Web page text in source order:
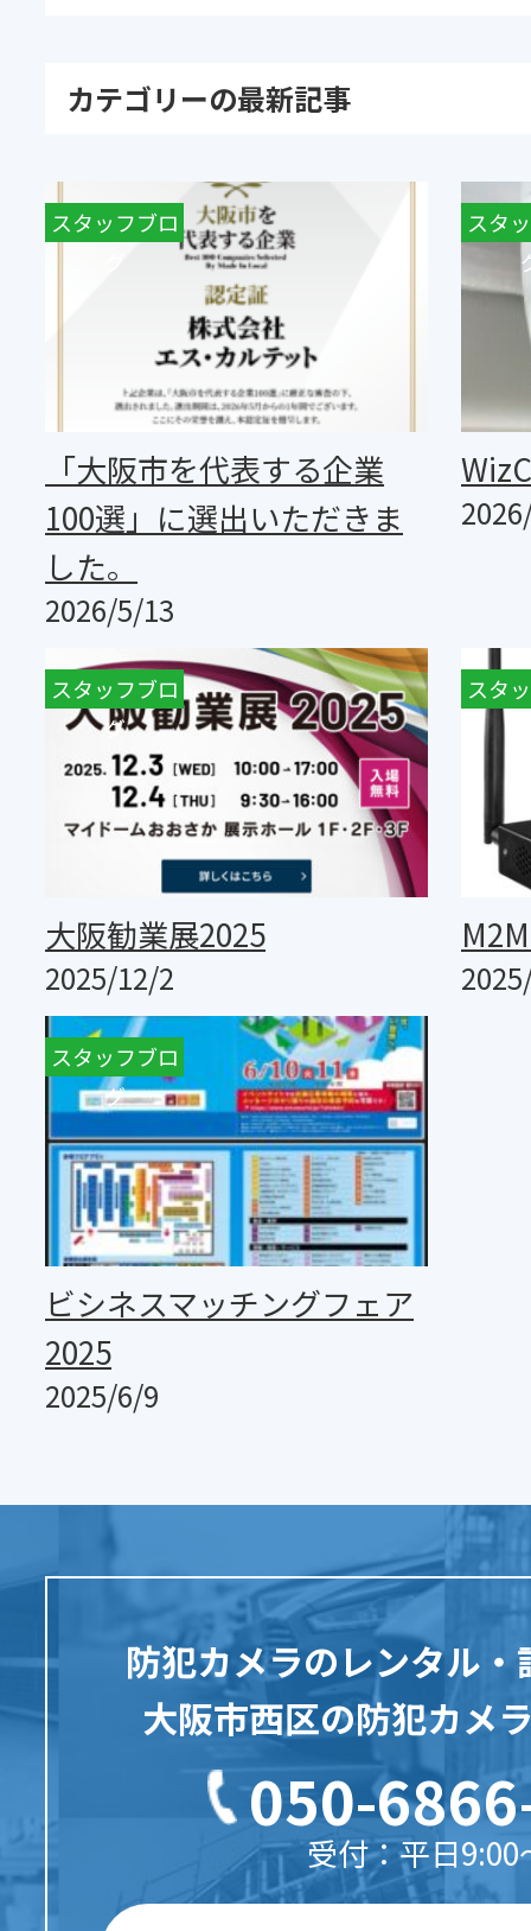
カテゴリーの最新記事
お知らせ
スタッフブロ
「大阪市を代表する企業
100選」に選出いただきま
した。
2026/5/13
スタ
スタッフブロ
グ
大阪勧業展2025
2025/12/2
スタ
スタッフブロ
グ
ビシネスマッチングフェア
2025
2025/6/9
防犯カメラのレンタル
大阪市西区の防犯カメ
050-
受付：平日9:00